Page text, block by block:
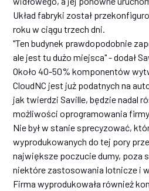
Układ fabryki został
roku w ciągu trzech dni.
"Ten budynek prawdopodobnie
ale jest tu dużo miejsca" - dodał
Około 40-50% komponentów
CloudNC jest już podatnych na
jak twierdzi Saville, będzie nadal
możliwości oprogramowania firmy.
Nie był w stanie sprecyzować,
wyprodukowanych do tej pory
największe poczucie dumy, poza
niektóre zastosowania lotnicze i
Firma wyprodukowała również